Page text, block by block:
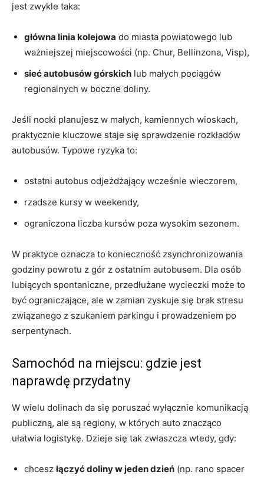
jest zwykle taka:
główna linia kolejowa do miasta powiatowego lub
ważniejszej miejscowości (np. Chur, Bellinzona, Visp),
sieć autobusów górskich lub małych pociągów
regionalnych w boczne doliny.
Jeśli nocki planujesz w małych, kamiennych wioskach,
praktycznie kluczowe staje się sprawdzenie rozkładów
autobusów. Typowe ryzyka to:
ostatni autobus odjeżdżający wcześnie wieczorem,
rzadsze kursy w weekendy,
ograniczona liczba kursów poza wysokim sezonem.
W praktyce oznacza to konieczność zsynchronizowania
godziny powrotu z gór z ostatnim autobusem. Dla osób
lubiących spontaniczne, przedłużane wycieczki może to
być ograniczające, ale w zamian zyskuje się brak stresu
związanego z szukaniem parkingu i prowadzeniem po
serpentynach.
Samochód na miejscu: gdzie jest
naprawdę przydatny
W wielu dolinach da się poruszać wyłącznie komunikacją
publiczną, ale są regiony, w których auto znacząco
ułatwia logistykę. Dzieje się tak zwłaszcza wtedy, gdy:
chcesz łączyć doliny w jeden dzień (np. rano spacer